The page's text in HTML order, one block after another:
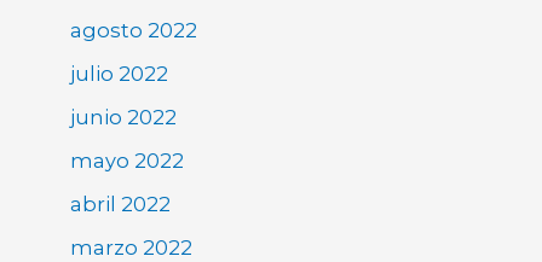
agosto 2022
julio 2022
junio 2022
mayo 2022
abril 2022
marzo 2022